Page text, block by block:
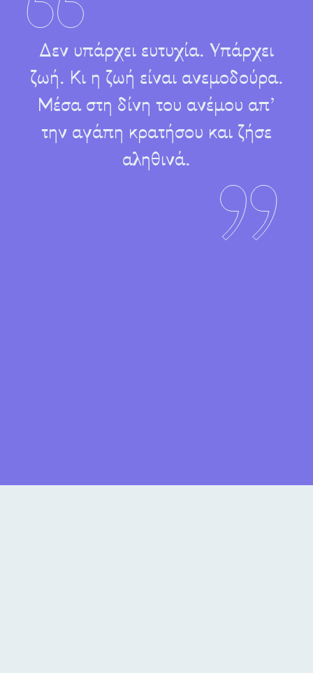
Δεν υπάρχει ευτυχία. Υπάρχει
ζωή. Κι η ζωή είναι ανεμοδούρα.
Μέσα στη δίνη του ανέμου απ’
την αγάπη κρατήσου και ζήσε
αληθινά.